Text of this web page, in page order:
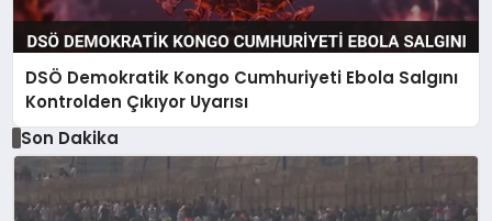
DSÖ Demokratik Kongo Cumhuriyeti Ebola Salgını
Kontrolden Çıkıyor Uyarısı
Son Dakika